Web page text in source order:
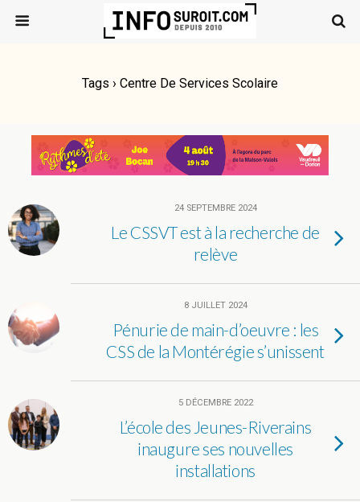
Tags › Centre De Services Scolaire
24 SEPTEMBRE 2024
Le CSSVT est à la recherche de
relève
8 JUILLET 2024
Pénurie de main-d’oeuvre : les
CSS de la Montérégie s’unissent
5 DÉCEMBRE 2022
L’école des Jeunes-Riverains
inaugure ses nouvelles
installations